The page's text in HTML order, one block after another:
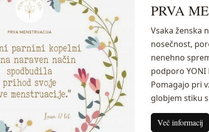
PRVA
Vsaka ženska
nosečnost,
nenehno
podporo YONI
Pomagajo pri
globjem stiku
Več informacij